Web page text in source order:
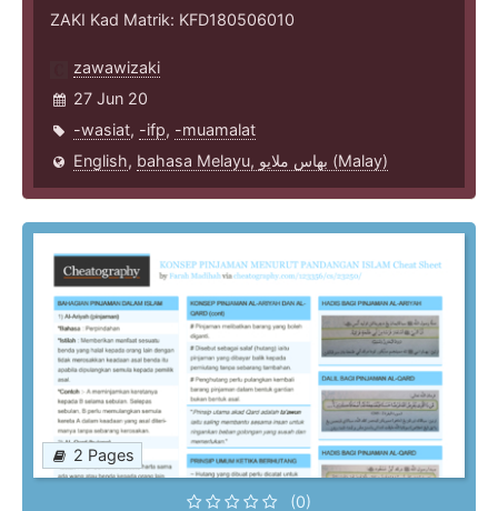
ZAKI Kad Matrik: KFD180506010
zawawizaki
27 Jun 20
-wasiat, -ifp, -muamalat
English, bahasa Melayu, بهاس ملايو‎ (Malay)
2 Pages
(0)